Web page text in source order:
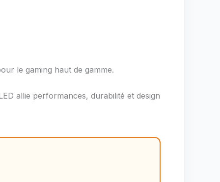
le gaming haut de gamme.
allie performances, durabilité et design